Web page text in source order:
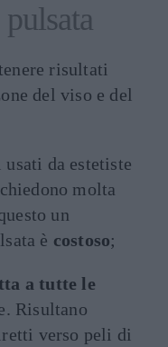
risultati
del viso e del
da estetiste
molta
un
è costoso;
a tutte le
Risultano
verso peli di